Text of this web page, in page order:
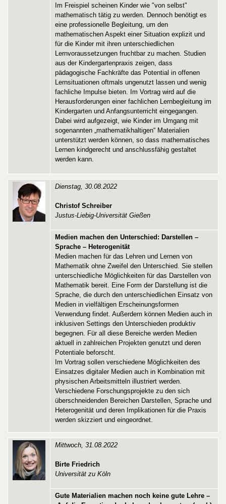
Im Freispiel scheinen Kinder wie "von selbst"
mathematisch tätig zu werden. Dennoch benötigt es
eine professionelle Begleitung, um den
mathematischen Aspekt einer Situation explizit und
für die Kinder mit ihren unterschiedlichen
Lernvoraussetzungen fruchtbar zu machen. Studien
aus der Kindergartenpraxis zeigen, dass
pädagogische Fachkräfte das Potential in offenen
Lernsituationen oftmals ungenutzt lassen und wenig
fachliche Impulse bieten. Im Vortrag wird auf die
Herausforderungen einer fachlichen Lernbegleitung im
Kindergarten und Anfangsunterricht eingegangen.
Dabei wird aufgezeigt, wie Kinder im Umgang mit
sogenannten „mathematikhaltigen“ Materialien
unterstützt werden können, so dass mathematisches
Lernen kindgerecht und anschlussfähig gestaltet
werden kann.
Dienstag, 30.08.2022
Christof Schreiber
Justus-Liebig-Universität Gießen
Medien machen den Unterschied: Darstellen –
Sprache – Heterogenität
Medien machen für das Lehren und Lernen von
Mathematik ohne Zweifel den Unterschied. Sie stellen
unterschiedliche Möglichkeiten für das Darstellen von
Mathematik bereit. Eine Form der Darstellung ist die
Sprache, die durch den unterschiedlichen Einsatz von
Medien in vielfältigen Erscheinungsformen
Verwendung findet. Außerdem können Medien auch in
inklusiven Settings den Unterschieden produktiv
begegnen. Für all diese Bereiche werden Medien
aktuell in zahlreichen Projekten genutzt und deren
Potentiale beforscht.
Im Vortrag sollen verschiedene Möglichkeiten des
Einsatzes digitaler Medien auch in Kombination mit
physischen Arbeitsmitteln illustriert werden.
Verschiedene Forschungsprojekte zu den sich
überschneidenden Bereichen Darstellen, Sprache und
Heterogenität und deren Implikationen für die Praxis
werden skizziert und eingeordnet.
Mittwoch, 31.08.2022
Birte Friedrich
Universität zu Köln
Gute Materialien machen noch keine gute Lehre –